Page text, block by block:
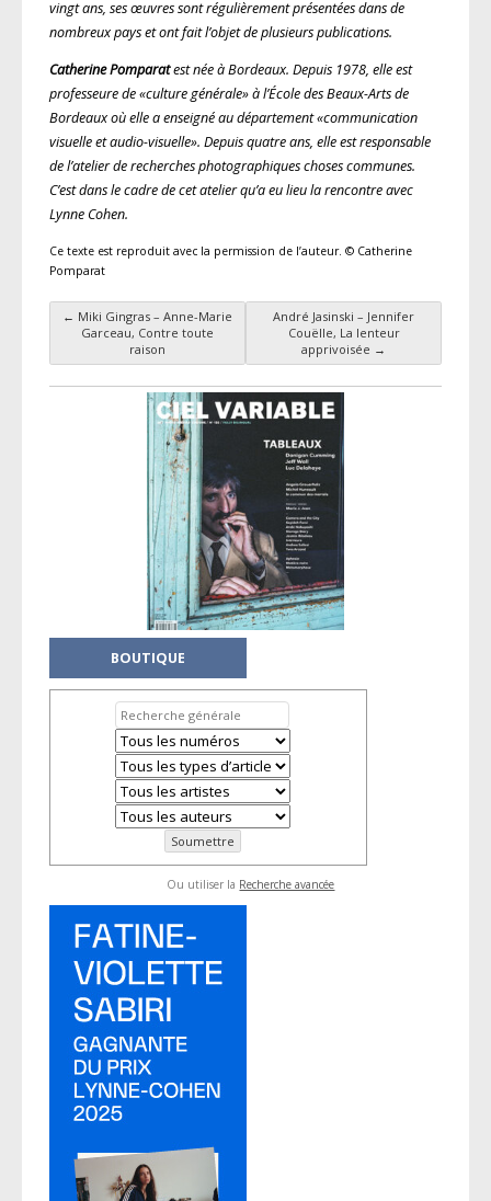
vingt ans, ses œuvres sont régulièrement présentées dans de
nombreux pays et ont fait l’objet de plusieurs publications.
Catherine Pomparatest née à Bordeaux. Depuis 1978, elle est
professeure de «culture générale» à l’École des Beaux-Arts de
Bordeaux où elle a enseigné au département «communication
visuelle et audio-visuelle». Depuis quatre ans, elle est responsable
de l’atelier de recherches photographiques choses communes.
C’est dans le cadre de cet atelier qu’a eu lieu la rencontre avec
Lynne Cohen.
Ce texte est reproduit avec la permission de l’auteur. © Catherine
Pomparat
Navigation des articles
← Miki Gingras – Anne-Marie
Garceau, Contre toute
raison
André Jasinski – Jennifer
Couëlle, La lenteur
apprivoisée →
BOUTIQUE
Ou utiliser la Recherche avancée